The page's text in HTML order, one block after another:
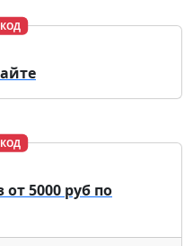
от 5000 руб по